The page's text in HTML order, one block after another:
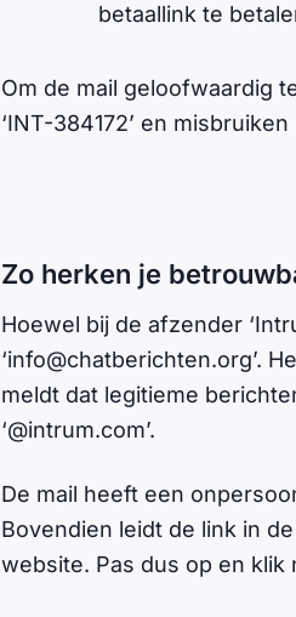
betaallink te
Om de mail geloofwaardig
‘INT-384172’ en
Zo herken je
Hoewel bij de afzender
‘info@chatberichten.org’.
meldt dat legitieme
‘@intrum.com’.
De mail heeft een
Bovendien leidt de link in
website. Pas dus op en